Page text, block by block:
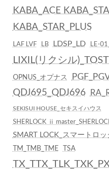
KABA_ACE
KABA_STAR_PLUS
LAF LVF LB LDSP_LD LE-
LIXIL(リクシル
OPNUS_オプナス
QDJ695_QDJ696
SEKISUI HOUSE_セキスイハウス
SHERLOCK ⅱ
SMART LOCK_スマートロッ
TM_TMB_TME
TSA